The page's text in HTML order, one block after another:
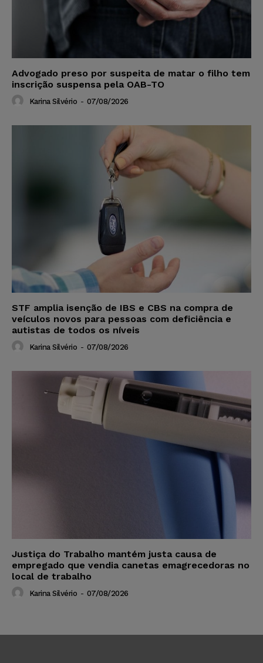
Advogado preso por suspeita de matar o filho tem
inscrição suspensa pela OAB-TO
Karina Silvério - 07/08/2026
STF amplia isenção de IBS e CBS na compra de
veículos novos para pessoas com deficiência e
autistas de todos os níveis
Karina Silvério - 07/08/2026
Justiça do Trabalho mantém justa causa de
empregado que vendia canetas emagrecedoras no
local de trabalho
Karina Silvério - 07/08/2026